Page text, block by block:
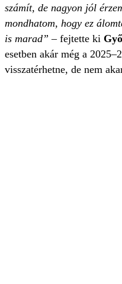
számít, de nagyon jól
mondhatom, hogy ez
is marad” – fejtette ki
esetben akár még a
visszatérhetne, de nem